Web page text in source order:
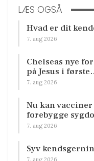
LÆS OGSÅ
Hvad er dit
7. aug 2026
Chelseas nye
på Jesus i
7. aug 2026
Nu kan
forebygge
7. aug 2026
Syv
7. aug 2026